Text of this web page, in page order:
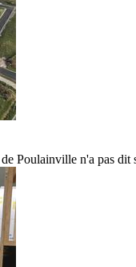
Poulainville n'a pas